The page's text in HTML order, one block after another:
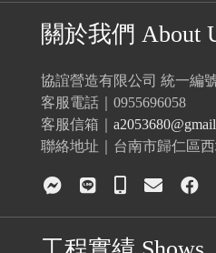
關於我們 About
協誼營造有限公司 統一編
客服電話｜0955696058
客服信箱｜
聯絡地址｜台南市歸仁區